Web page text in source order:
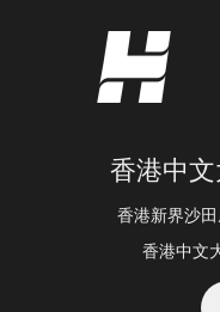
香港中
香港新界沙
香港中文